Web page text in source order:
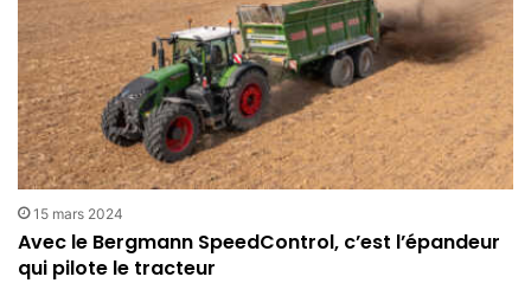
15 mars 2024
Avec le Bergmann SpeedControl, c’est l’épandeur
qui pilote le tracteur